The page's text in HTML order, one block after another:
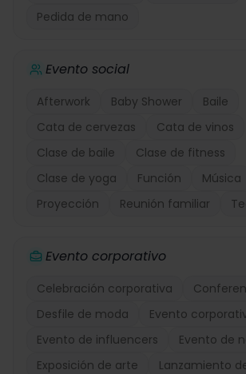
Pedida de mano
Evento social
Afterwork Baby Shower
Baile
Cata de cervezas
Cata de vinos
Clase de baile
Clase de fitness
Clase de yoga
Función
Música
Proyección
Reunión familiar
Evento corporativo
Celebración corporativa
Desfile de moda
Evento
Evento de influencers
Evento de
Exposición de arte
Lanzamiento